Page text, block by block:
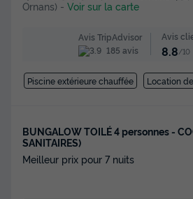
Ornans) - Voir sur la carte
Avis TripAdvisor
185 avis
Avis
8.8 /10
Piscine extérieure chauffée Location
BUNGALOW TOILÉ 4 personnes -
SANITAIRES)
Meilleur prix pour 7 nuits